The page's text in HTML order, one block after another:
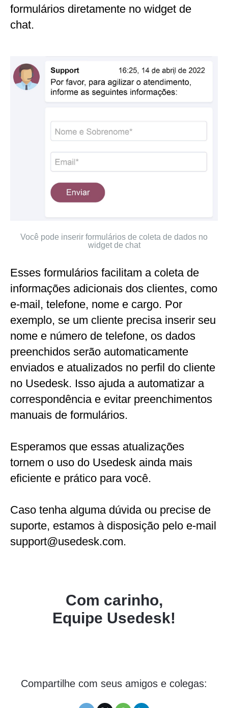
formulários diretamente no widget de
chat.
Você pode inserir formulários de coleta de dados no
widget de chat
Esses formulários facilitam a coleta de
informações adicionais dos clientes, como
e-mail, telefone, nome e cargo. Por
exemplo, se um cliente precisa inserir seu
nome e número de telefone, os dados
preenchidos serão automaticamente
enviados e atualizados no perfil do cliente
no Usedesk. Isso ajuda a automatizar a
correspondência e evitar preenchimentos
manuais de formulários.
Esperamos que essas atualizações
tornem o uso do Usedesk ainda mais
eficiente e prático para você.
Caso tenha alguma dúvida ou precise de
suporte, estamos à disposição pelo e-mail
support@usedesk.com.
Com carinho,
Equipe Usedesk!
Compartilhe com seus amigos e colegas: